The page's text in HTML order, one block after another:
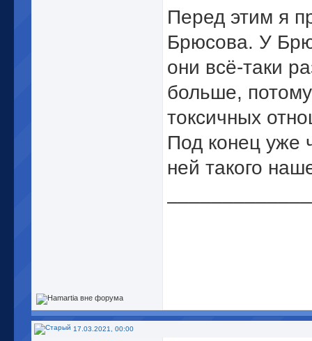
Перед этим я
Брюсова. У
они всё-таки
больше,
токсичных
Под конец уже
ней такого
17.03.2021, 00:00